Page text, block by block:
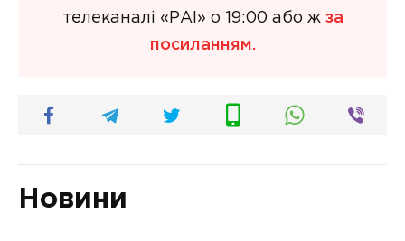
телеканалі «РАІ» о 19:00 або ж за
посиланням.
Новини